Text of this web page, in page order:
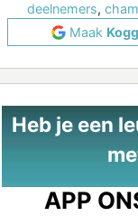
deelnemers,
Maak
Heb je een
APP